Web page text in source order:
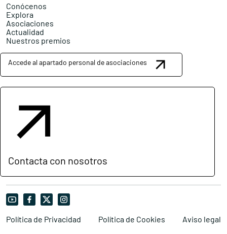
Conócenos
Explora
Asociaciones
Actualidad
Nuestros premios
Accede al apartado personal de asociaciones
Contacta con nosotros
Política de Privacidad Política de Cookies Aviso legal